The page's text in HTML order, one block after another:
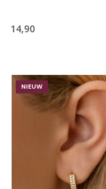
14,90
NIEUW